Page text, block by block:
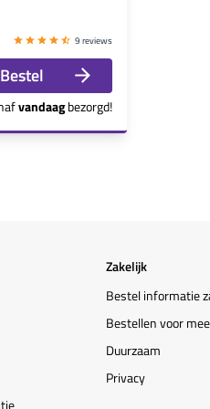
9 reviews
Bestel
vandaagbezorgd!
Zakelijk
Bestel informatie
Bestellen voor
Duurzaam
Privacy